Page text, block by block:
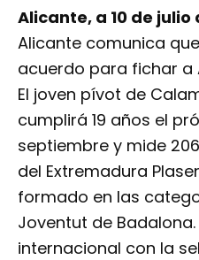
Alicante, a 10 de julio
Alicante comunica
acuerdo para fichar a
El joven pívot de
cumplirá 19 años el
septiembre y mide
del Extremadura
formado en las
Joventut de
internacional con la